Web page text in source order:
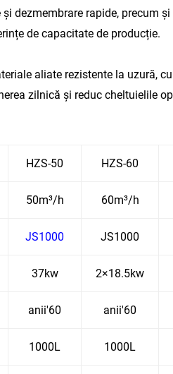
dezmembrare rapide, precum
de capacitate de producție.
aliate rezistente la uzură,
zilnică și reduc cheltuielile
HZS-50 HZS-60
50m³/h 60m³/h
JS1000 JS1000
37kw 2×18.5kw
anii'60 anii'60
1000L 1000L